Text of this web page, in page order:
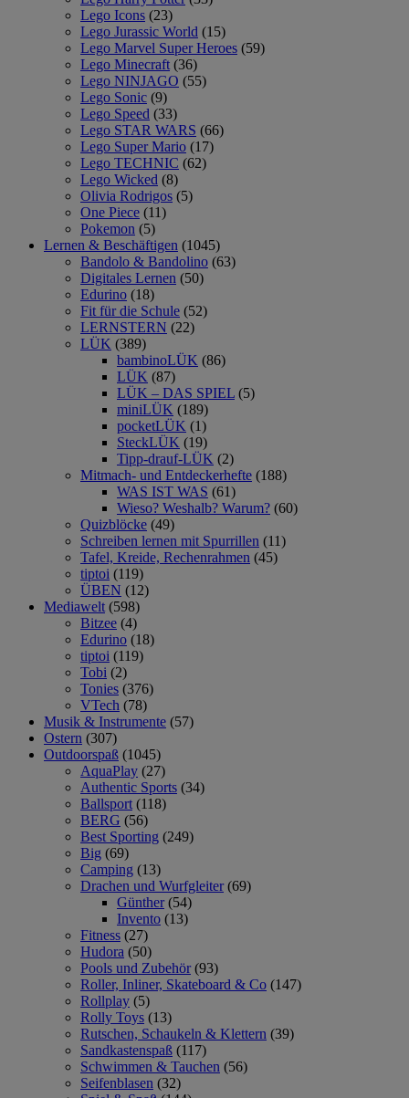
Lego Icons (23)
Lego Jurassic World (15)
Lego Marvel Super Heroes (59)
Lego Minecraft (36)
Lego NINJAGO (55)
Lego Sonic (9)
Lego Speed (33)
Lego STAR WARS (66)
Lego Super Mario (17)
Lego TECHNIC (62)
Lego Wicked (8)
Olivia Rodrigos (5)
One Piece (11)
Pokemon (5)
Lernen & Beschäftigen (1045)
Bandolo & Bandolino (63)
Digitales Lernen (50)
Edurino (18)
Fit für die Schule (52)
LERNSTERN (22)
LÜK (389)
bambinoLÜK (86)
LÜK (87)
LÜK – DAS SPIEL (5)
miniLÜK (189)
pocketLÜK (1)
SteckLÜK (19)
Tipp-drauf-LÜK (2)
Mitmach- und Entdeckerhefte (188)
WAS IST WAS (61)
Wieso? Weshalb? Warum? (60)
Quizblöcke (49)
Schreiben lernen mit Spurrillen (11)
Tafel, Kreide, Rechenrahmen (45)
tiptoi (119)
ÜBEN (12)
Mediawelt (598)
Bitzee (4)
Edurino (18)
tiptoi (119)
Tobi (2)
Tonies (376)
VTech (78)
Musik & Instrumente (57)
Ostern (307)
Outdoorspaß (1045)
AquaPlay (27)
Authentic Sports (34)
Ballsport (118)
BERG (56)
Best Sporting (249)
Big (69)
Camping (13)
Drachen und Wurfgleiter (69)
Günther (54)
Invento (13)
Fitness (27)
Hudora (50)
Pools und Zubehör (93)
Roller, Inliner, Skateboard & Co (147)
Rollplay (5)
Rolly Toys (13)
Rutschen, Schaukeln & Klettern (39)
Sandkastenspaß (117)
Schwimmen & Tauchen (56)
Seifenblasen (32)